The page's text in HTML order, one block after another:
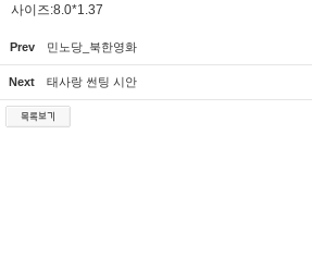
사이즈:8.0*1.37
Prev 민노당_북한영화
Next 태사랑 썬팅 시안